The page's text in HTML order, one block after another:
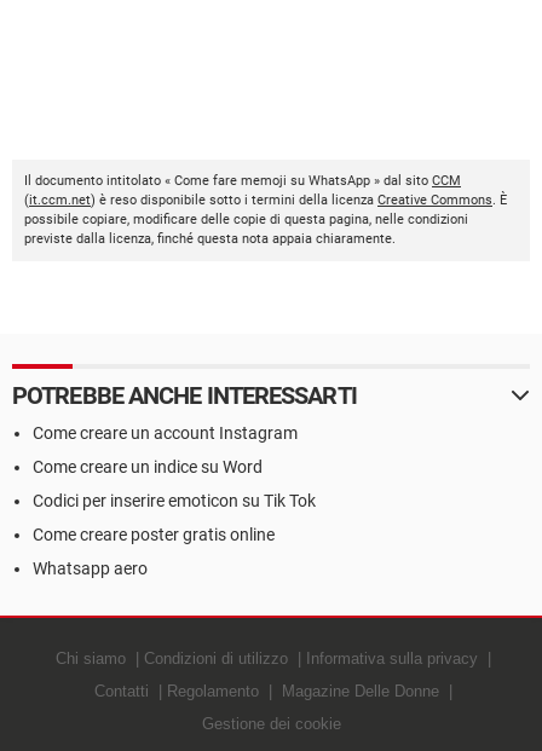
Il documento intitolato « Come fare memoji su WhatsApp » dal sito CCM
(it.ccm.net) è reso disponibile sotto i termini della licenza Creative Commons. È
possibile copiare, modificare delle copie di questa pagina, nelle condizioni
previste dalla licenza, finché questa nota appaia chiaramente.
POTREBBE ANCHE INTERESSARTI
Come creare un account Instagram
Come creare un indice su Word
Codici per inserire emoticon su Tik Tok
Come creare poster gratis online
Whatsapp aero
Chi siamo Condizioni di utilizzo
Informativa sulla privacy
Contatti
Regolamento
Magazine Delle Donne
Gestione dei cookie